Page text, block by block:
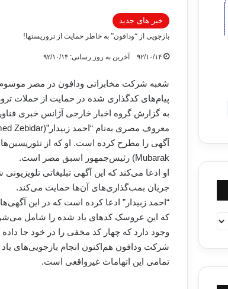
خبر های جدید
بازجویی از “ودافون” به خاطر حمایت از تروریستها!
۹۲/۱۰/۱۴ آخرین به روز رسانی: ۹۲/۱۰/۱۴
پیام‌های کدگذاری شده در حمایت از حملات
به گزارش گروه اخبار خارجی آژانس خبری
Mubarak) رئیس‌جمهور اسبق مصر است.
او ادعا می‌کند که این آگهی تبلیغاتی
جریان بمب‌گذاری‌های آن‌ها حمایت می‌کند.
که این عروسک کدهای یاد شده را شامل
وجود دارد که چهار کد مخفی را در خود جا
شرکت ودافون هم‌اکنون انجام بازجویی‌های
تمامی این اتهامات غیرواقعی است.